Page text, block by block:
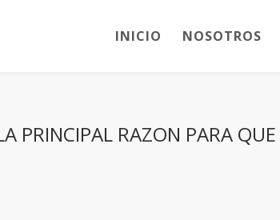
INICIO NOSOTROS
PRINCIPAL RAZON PARA